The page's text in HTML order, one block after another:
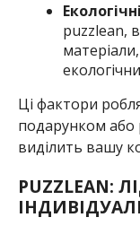
puzzlean,
Ці фактори
подарунком або
виділить вашу
PUZZLEAN: